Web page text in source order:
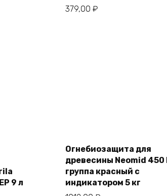
379,00 ₽
9 л
cart
Огнебиозащита для
древесины Neomid 450 II
группа красный с
индикатором 5 кг